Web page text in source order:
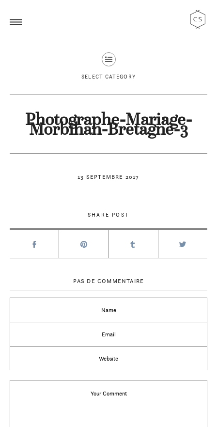
SELECT CATEGORY
13 SEPTEMBRE 2017
Photographe-Mariage-
Morbihan-Bretagne-3
SHARE POST
PAS DE COMMENTAIRE